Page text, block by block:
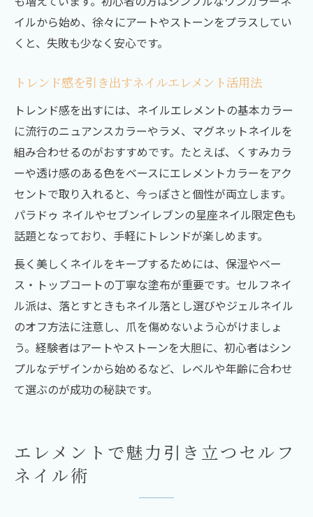
イルから始め、徐々にアートやストーンをプラスしてい
くと、失敗も少なく安心です。
トレンド感を引き出すネイルエレメント活用法
トレンド感を出すには、ネイルエレメントの基本カラー
に流行のニュアンスカラーやラメ、マグネットネイルを
組み合わせるのがおすすめです。たとえば、くすみカラ
ーや透け感のある色をベースにエレメントカラーをアク
セントで取り入れると、今っぽさと個性が両立します。
パラドゥ ネイルやセブンイレブンの星座ネイル限定色も
話題となっており、手軽にトレンドが楽しめます。
長く美しくネイルをキープするためには、保湿やベー
ス・トップコートの丁寧な塗布が重要です。セルフネイ
ル派は、落とすときもネイル落とし選びやジェルネイル
のオフ方法に注意し、爪を傷めないよう心がけましょ
う。経験者はアートやストーンを大胆に、初心者はシン
プルなデザインから始めるなど、レベルや年齢に合わせ
て選ぶのが成功の秘訣です。
エレメントで魅力引き立つセルフ
ネイル術